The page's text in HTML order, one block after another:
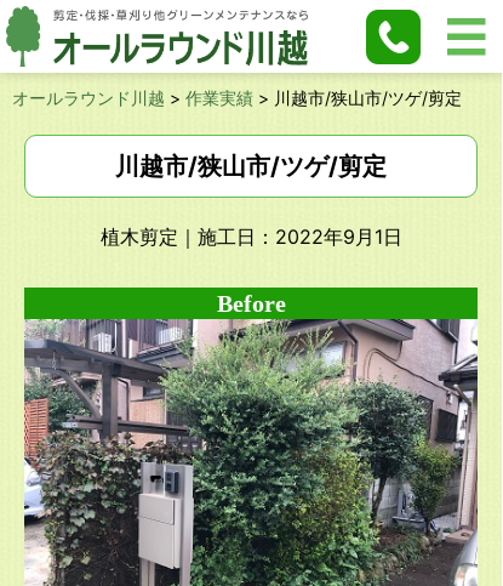
オールラウンド川越 > 作業実績 > 川越市/狭山市/ツゲ/剪定
川越市/狭山市/ツゲ/剪定
植木剪定 ｜施工日：2022年9月1日
Before